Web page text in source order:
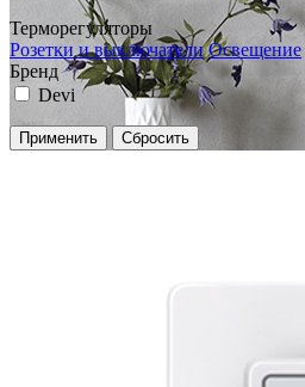
Терморегуляторы
Розетки и выключатели Освещение
Бренд
Devi